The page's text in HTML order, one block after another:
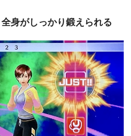
身がしっかり鍛えられる